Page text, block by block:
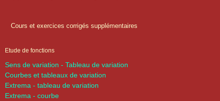
Cours et exercices corrigés supplémentaires
Etude de fonctions
Sens de variation - Tableau de variation
Courbes et tableaux de variation
Extrema - tableau de variation
Extrema - courbe